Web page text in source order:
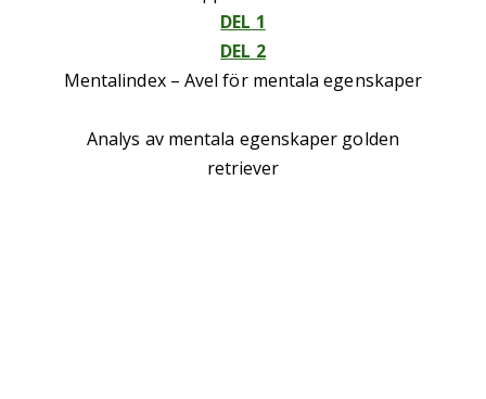
DEL 1
DEL 2
Mentalindex – Avel för mentala egenskaper
Analys av mentala egenskaper golden
retriever